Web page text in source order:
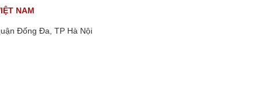
NAM
Đống Đa, TP Hà Nội